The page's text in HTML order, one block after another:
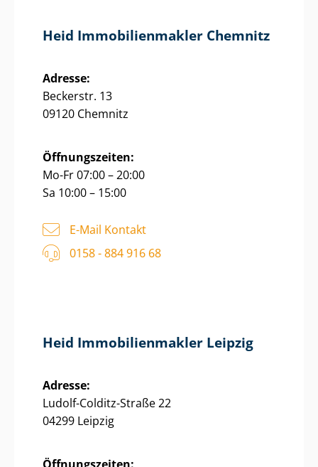
Heid Im­mo­bi­li­en­mak­ler Chemnitz
Adresse:
Beckerstr. 13
09120 Chemnitz
Öffnungszeiten:
Mo-Fr 07:00 – 20:00
Sa 10:00 – 15:00
E-Mail Kontakt
0158 - 884 916 68
Heid Im­mo­bi­li­en­mak­ler Leipzig
Adresse:
Ludolf-Colditz-Straße 22
04299 Leipzig
Öffnungszeiten: